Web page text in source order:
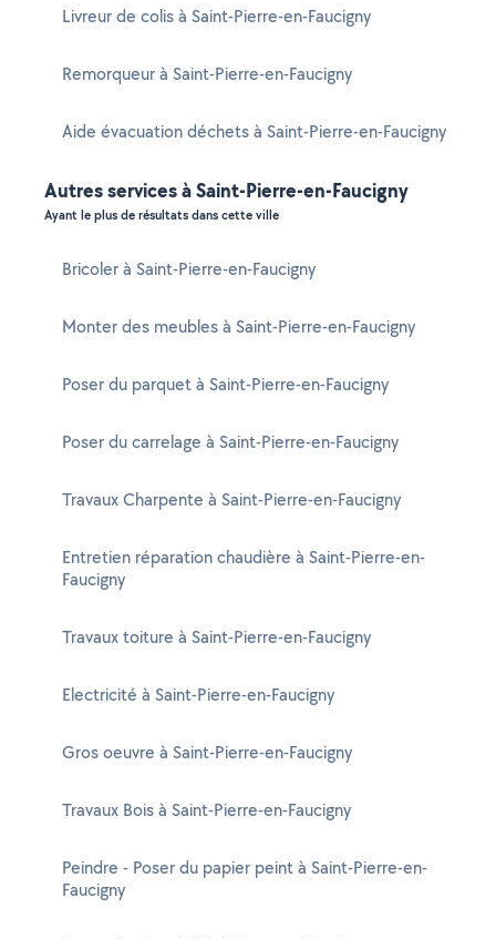
Livreur de colis à Saint-Pierre-en-Faucigny
Remorqueur à Saint-Pierre-en-Faucigny
Aide évacuation déchets à Saint-Pierre-en-Faucigny
Autres services à Saint-Pierre-en-Faucigny
Ayant le plus de résultats dans cette ville
Bricoler à Saint-Pierre-en-Faucigny
Monter des meubles à Saint-Pierre-en-Faucigny
Poser du parquet à Saint-Pierre-en-Faucigny
Poser du carrelage à Saint-Pierre-en-Faucigny
Travaux Charpente à Saint-Pierre-en-Faucigny
Entretien réparation chaudière à Saint-Pierre-en-
Faucigny
Travaux toiture à Saint-Pierre-en-Faucigny
Electricité à Saint-Pierre-en-Faucigny
Gros oeuvre à Saint-Pierre-en-Faucigny
Travaux Bois à Saint-Pierre-en-Faucigny
Peindre - Poser du papier peint à Saint-Pierre-en-
Faucigny